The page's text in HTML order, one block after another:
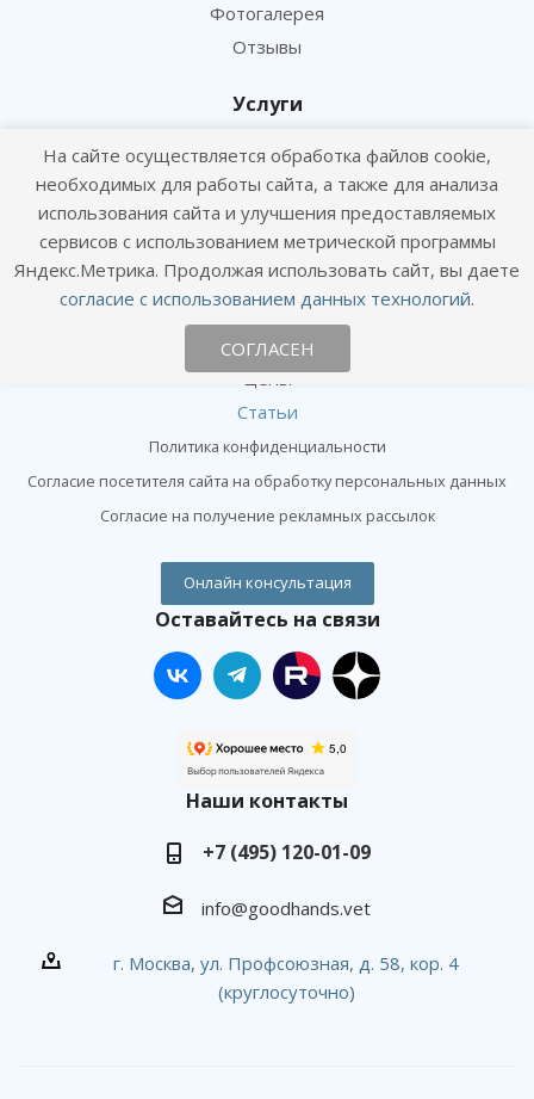
Фотогалерея
Отзывы
Услуги
Консультация и прием
Вакцинация и профилактика
Чипирование и сертификация
Лаборатория и анализы
Хирургия и ортопедия
Цены
Статьи
Политика конфиденциальности
Согласие посетителя сайта на обработку персональных данных
Согласие на получение рекламных рассылок
Онлайн консультация
Оставайтесь на связи
Наши контакты
+7 (495) 120-01-09
info@goodhands.vet
г. Москва, ул. Профсоюзная, д. 58, кор. 4
(круглосуточно)
На сайте осуществляется обработка файлов cookie,
необходимых для работы сайта, а также для анализа
использования сайта и улучшения предоставляемых
сервисов с использованием метрической программы
Яндекс.Метрика. Продолжая использовать сайт, вы даете
согласие с использованием данных технологий.
СОГЛАСЕН